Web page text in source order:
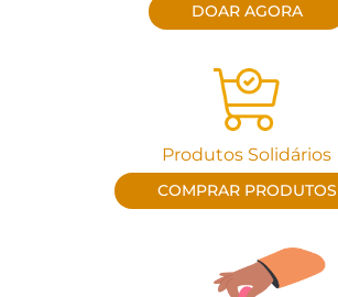
DOAR AGORA
Produtos Solidários
COMPRAR PRODUTOS